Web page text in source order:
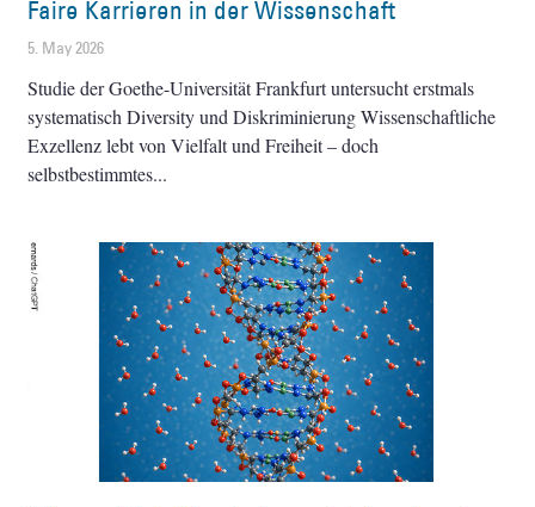
Faire Karrieren in der Wissenschaft
5. May 2026
Studie der Goethe-Universität Frankfurt untersucht erstmals
systematisch Diversity und Diskriminierung Wissenschaftliche
Exzellenz lebt von Vielfalt und Freiheit – doch
selbstbestimmtes